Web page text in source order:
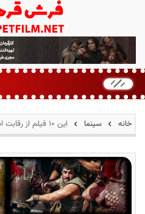
ر
ش
ر
م
ز
خانه سینما این ۱۰ فیلم‌ از رقابت اسکار ۲۰۲۵ کنار رفتند